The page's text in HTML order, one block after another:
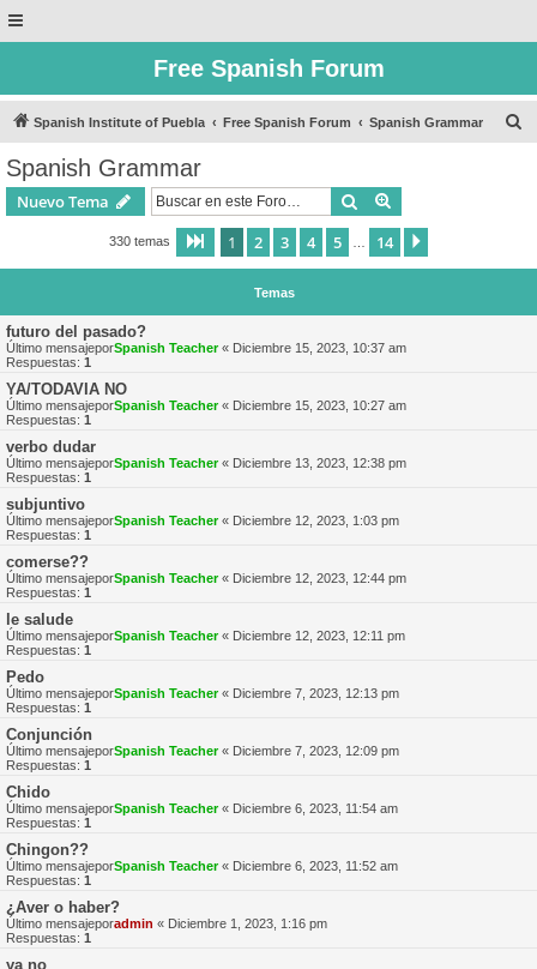
Free Spanish Forum
Spanish Institute of Puebla Free Spanish Forum Spanish Grammar
Spanish Grammar
Nuevo Tema Buscar
330 temas Página de 14
1 2 3 4 5 14
Temas
futuro del pasado?
Último mensajeporSpanish Teacher« Diciembre 15, 2023, 10:37 am
Respuestas: 1
YA/TODAVIA NO
Último mensajeporSpanish Teacher« Diciembre 15, 2023, 10:27 am
Respuestas: 1
verbo dudar
Último mensajeporSpanish Teacher« Diciembre 13, 2023, 12:38 pm
Respuestas: 1
subjuntivo
Último mensajeporSpanish Teacher« Diciembre 12, 2023, 1:03 pm
Respuestas: 1
comerse??
Último mensajeporSpanish Teacher« Diciembre 12, 2023, 12:44 pm
Respuestas: 1
le salude
Último mensajeporSpanish Teacher« Diciembre 12, 2023, 12:11 pm
Respuestas: 1
Pedo
Último mensajeporSpanish Teacher« Diciembre 7, 2023, 12:13 pm
Respuestas: 1
Conjunción
Último mensajeporSpanish Teacher« Diciembre 7, 2023, 12:09 pm
Respuestas: 1
Chido
Último mensajeporSpanish Teacher« Diciembre 6, 2023, 11:54 am
Respuestas: 1
Chingon??
Último mensajeporSpanish Teacher« Diciembre 6, 2023, 11:52 am
Respuestas: 1
¿Aver o haber?
Último mensajeporadmin « Diciembre 1, 2023, 1:16 pm
Respuestas: 1
ya no